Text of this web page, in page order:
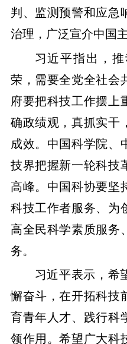
判、监测预警和应急
治理，广泛宣介中国
习近平指出，
荣，需要全党全社会
府要把科技工作摆上
确政绩观，真抓实干
成效。中国科学院、
技界把握新一轮科技
高峰。中国科协要坚
科技工作者服务、为
高全民科学素质服务
务。
习近平表示，希
懈奋斗，在开拓科技
育青年人才、践行科
领作用。希望广大科